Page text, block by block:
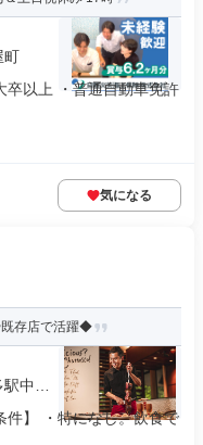
町
卒以上 ・普通自動車免許
気になる
既存店で活躍◆
中央
件】 ・特になし。飲食で